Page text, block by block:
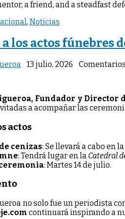
a friend, and a steadfast
, Noticias
los actos fúnebres
13 julio, 2026
Fundador y Director
a acompañar las
actos
cenizas: Se llevará a cabo en la
: Tendrá lugar en la Catedral
: Martes 14 de julio.
no solo fue un periodista
continuará inspirando a